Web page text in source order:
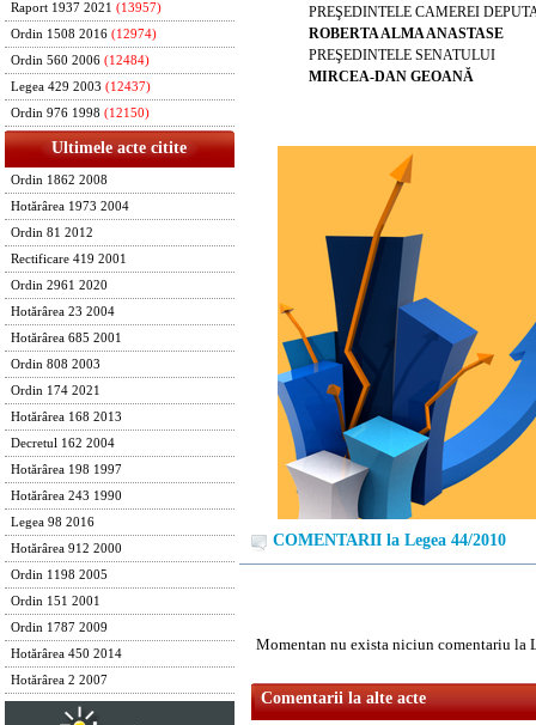
Raport 1937 2021 (13957)
Ordin 1508 2016 (12974)
Ordin 560 2006 (12484)
Legea 429 2003 (12437)
Ordin 976 1998 (12150)
Ultimele acte citite
Ordin 1862 2008
Hotărârea 1973 2004
Ordin 81 2012
Rectificare 419 2001
Ordin 2961 2020
Hotărârea 23 2004
Hotărârea 685 2001
Ordin 808 2003
Ordin 174 2021
Hotărârea 168 2013
Decretul 162 2004
Hotărârea 198 1997
Hotărârea 243 1990
Legea 98 2016
Hotărârea 912 2000
Ordin 1198 2005
Ordin 151 2001
Ordin 1787 2009
Hotărârea 450 2014
Hotărârea 2 2007
PREŞEDINTELE CAMEREI
ROBERTA ALMA ANASTASE
PREŞEDINTELE SENATULUI
MIRCEA-DAN GEOANĂ
COMENTARII la Legea 44/2010
Momentan nu exista niciun comentariu la
Comentarii la alte acte